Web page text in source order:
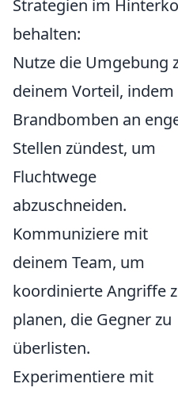
Strategien im
behalten:
Nutze die Umgebung
deinem Vorteil, indem
Brandbomben an
Stellen zündest, um
Fluchtwege
abzuschneiden.
Kommuniziere mit
deinem Team, um
koordinierte Angriffe
planen, die Gegner zu
überlisten.
Experimentiere mit